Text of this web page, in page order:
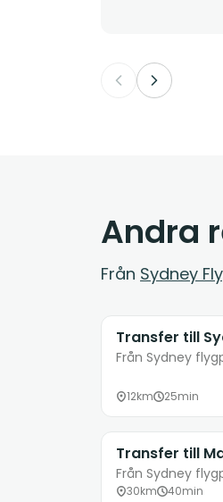
Andra
Från Sydney
Transfer till
Från Sydney
12km 25min
Transfer till
Från Sydney
30km 40min